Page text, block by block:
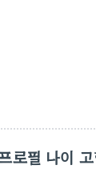
로필 나이